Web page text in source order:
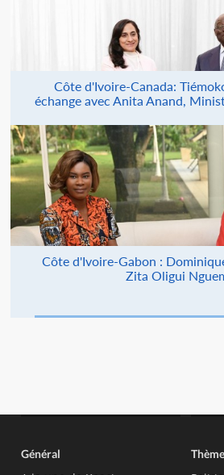
Côte d'Ivoire-Canada:
échange avec Anita Anand,
Côte d'Ivoire-Gabon :
Zita Oligui
Général